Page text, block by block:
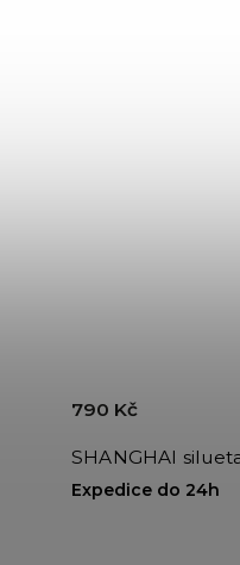
SHANGHAI
Expedice do 24h
790 Kč